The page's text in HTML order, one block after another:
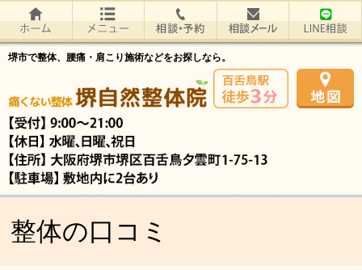
堺市で整体、腰痛・肩こり施術などをお探しなら。
整体の口コミ